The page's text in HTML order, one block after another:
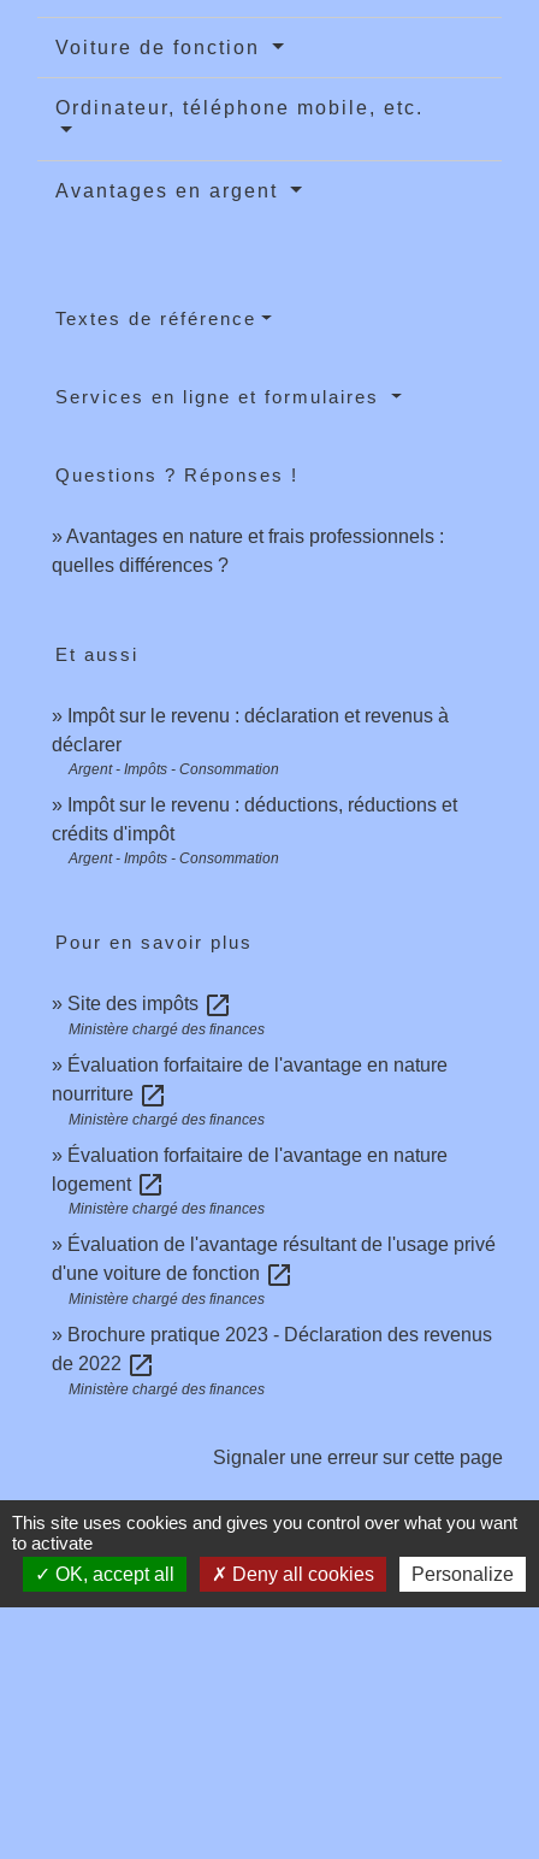
Voiture de fonction
Ordinateur, téléphone mobile, etc.
Avantages en argent
Textes de référence
Services en ligne et formulaires
Questions ? Réponses !
Avantages en nature et frais professionnels :
quelles différences ?
Et aussi
Impôt sur le revenu : déclaration et revenus à
déclarer
Argent - Impôts - Consommation
Impôt sur le revenu : déductions, réductions et
crédits d'impôt
Argent - Impôts - Consommation
Pour en savoir plus
Site des impôts open_in_new
Ministère chargé des finances
Évaluation forfaitaire de l'avantage en nature
nourriture open_in_new
Ministère chargé des finances
Évaluation forfaitaire de l'avantage en nature
logement open_in_new
Ministère chargé des finances
Évaluation de l'avantage résultant de l'usage privé
d'une voiture de fonction open_in_new
Ministère chargé des finances
Brochure pratique 2023 - Déclaration des revenus
de 2022 open_in_new
Ministère chargé des finances
Signaler une erreur sur cette page
This site uses cookies and gives you control over what you want
to activate
OK, accept all
Deny all cookies Personalize